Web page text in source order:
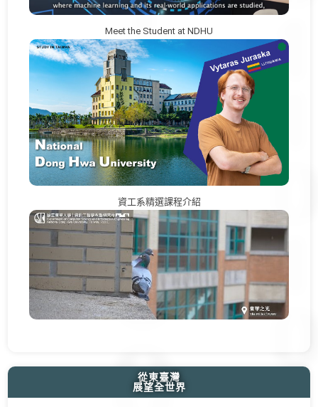
Meet the Student at NDHU
資工系精選課程介紹
從東臺灣
展望全世界